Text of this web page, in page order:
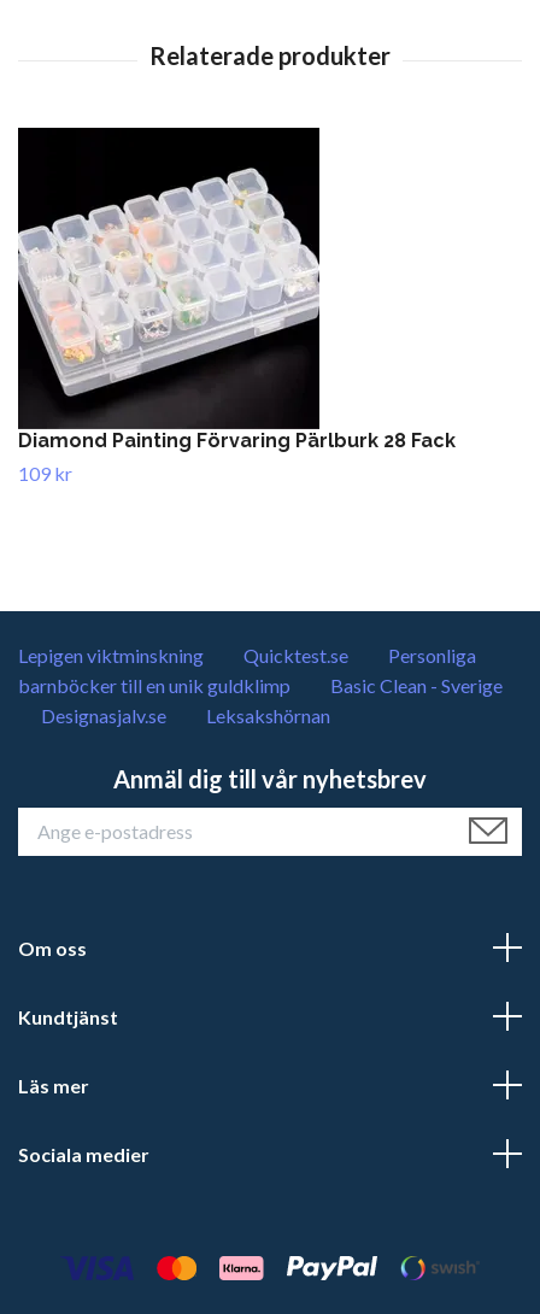
Diamond Painting Förvaring Pärlburk 28 Fack
109 kr
Lepigen viktminskning Quicktest.se
Personliga
barnböcker till en unik guldklimp
Basic Clean - Sverige
Designasjalv.se
Leksakshörnan
Anmäl dig till vår nyhetsbrev
Om oss
Kundtjänst
Läs mer
Sociala medier